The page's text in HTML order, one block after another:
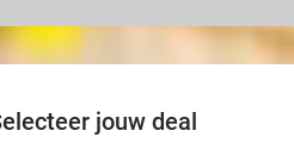
jouw deal